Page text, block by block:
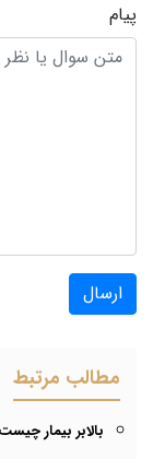
پیام
ارسال
مطالب مرتبط
بالابر بیمار